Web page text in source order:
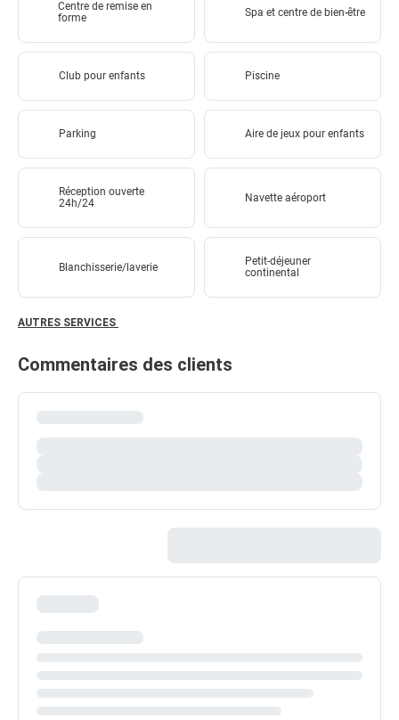
Centre de remise en
forme
Spa et centre de bien-être
Club pour enfants Piscine
Parking Aire de jeux pour enfants
Réception ouverte
24h/24
Navette aéroport
Blanchisserie/laverie
Petit-déjeuner
continental
AUTRES SERVICES
Commentaires des clients